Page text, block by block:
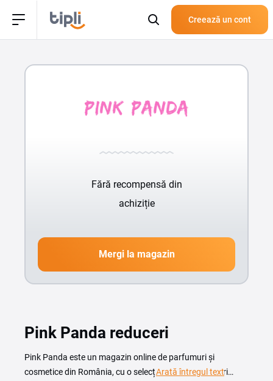
Creează un cont
Fără recompensă din
achiziție
Mergi la magazin
Pink Panda reduceri
Pink Panda este un magazin online de parfumuri și
cosmetice din România, cu o selecție largă de branduri
Arată întregul text